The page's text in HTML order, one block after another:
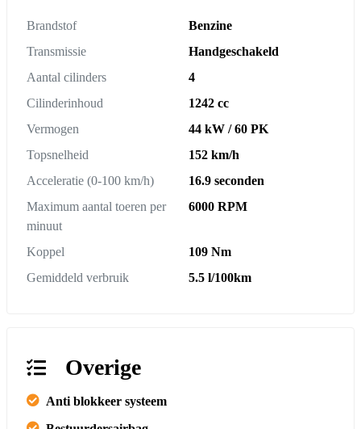
Brandstof
Benzine
Transmissie
Handgeschakeld
Aantal cilinders
4
Cilinderinhoud
1242 cc
Vermogen
44 kW / 60 PK
Topsnelheid
152 km/h
Acceleratie (0-100 km/h)
16.9 seconden
Maximum aantal toeren per
minuut
6000 RPM
Koppel
109 Nm
Gemiddeld verbruik
5.5 l/100km
Overige
Anti blokkeer systeem